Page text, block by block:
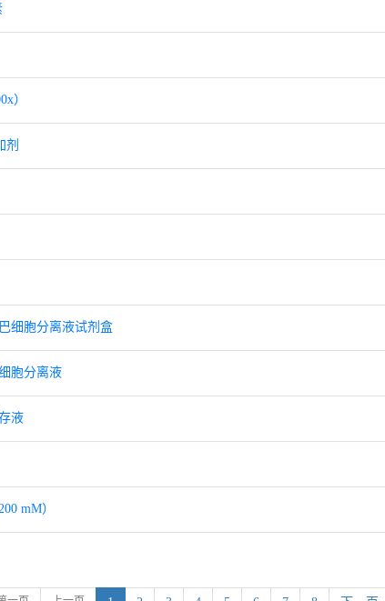
）
剂
细胞分离液试剂盒
胞分离液
液
mM）